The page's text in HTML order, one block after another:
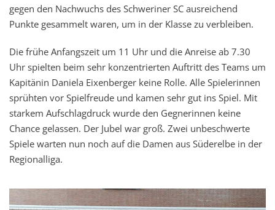
gegen den Nachwuchs des Schweriner SC ausreichend
Punkte gesammelt waren, um in der Klasse zu verbleiben.
Die frühe Anfangszeit um 11 Uhr und die Anreise ab 7.30
Uhr spielten beim sehr konzentrierten Auftritt des Teams um
Kapitänin Daniela Eixenberger keine Rolle. Alle Spielerinnen
sprühten vor Spielfreude und kamen sehr gut ins Spiel. Mit
starkem Aufschlagdruck wurde den Gegnerinnen keine
Chance gelassen. Der Jubel war groß. Zwei unbeschwerte
Spiele warten nun noch auf die Damen aus Süderelbe in der
Regionalliga.